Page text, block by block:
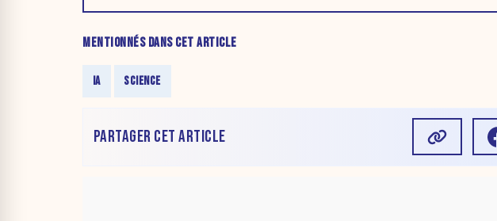
MENTIONNÉS DANS CET ARTICLE
IA SCIENCE
PARTAGER CET ARTICLE